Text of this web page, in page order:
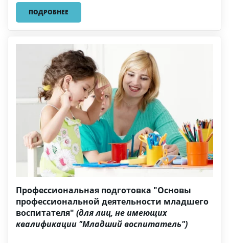
ПОДРОБНЕЕ
Профессиональная подготовка "Основы
профессиональной деятельности младшего
воспитателя" (для лиц, не имеющих
квалификации "Младший воспитатель")